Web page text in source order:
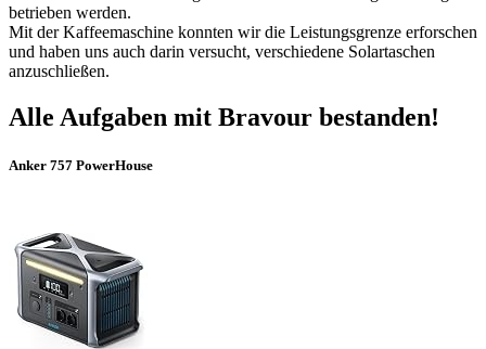
betrieben werden.
Mit der Kaffeemaschine konnten wir die Leistungsgrenze erforschen
und haben uns auch darin versucht, verschiedene Solartaschen
anzuschließen.
Alle Aufgaben mit Bravour bestanden!
Anker 757 PowerHouse